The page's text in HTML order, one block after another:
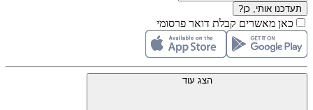
תעדכנו אותי, כן?
כאן מאשרים קבלת דואר פרסומי
הצג עוד